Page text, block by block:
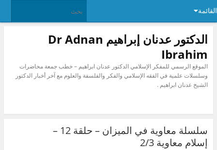
القائمة
الدكتور عدنان إبراهيم Dr Adnan
Ibrahim
الموقع الرسمي للمفكر الإسلامي الدكتور عدنان ابراهيم – خطب جمعة محاضرات
وسلسلات علمية في الفقه الإسلامي والفكر والفلسفة والعلوم مع آخر أخبار الدكتور
الشيخ عدنان ابراهيم .
سلسلة معاوية في الميزان – حلقة 12 –
إسلام معاوية 2/3